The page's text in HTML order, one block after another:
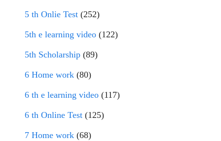
5 th Onlie Test (252)
5th e learning video (122)
5th Scholarship (89)
6 Home work (80)
6 th e learning video (117)
6 th Online Test (125)
7 Home work (68)